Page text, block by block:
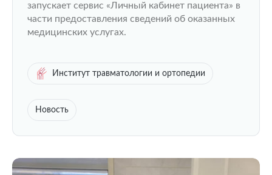
запускает сервис «Личный кабинет пациента» в
части предоставления сведений об оказанных
медицинских услугах.
Институт травматологии и ортопедии
Новость